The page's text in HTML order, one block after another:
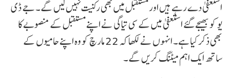
استعفیٰ دے رہے ہیں اور مستقبل میں بھی رکنیت نہیں لیں گے۔ جے ڈی
یو کو بھیجے گئے استعفیٰ میں کے سی تیاگی نے اپنے مستقبل کے منصوبے کا
بھی ذکر کیا ہے۔ انہوں نے لکھا کہ 22 مارچ کو وہ اپنے حامیوں کے
ساتھ ایک اہم میٹنگ کریں گے۔